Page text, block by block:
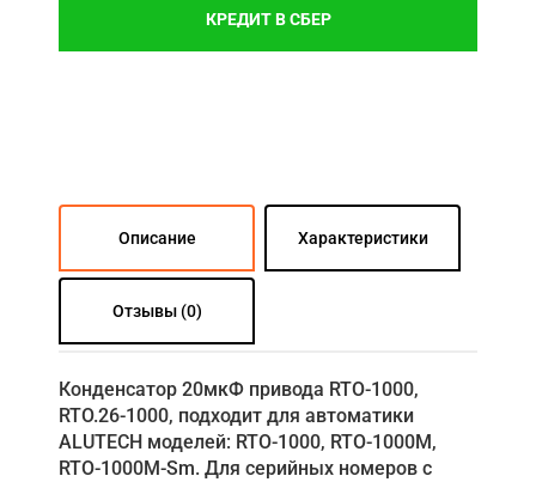
КРЕДИТ В СБЕР
Описание Характеристики
Отзывы (0)
Конденсатор 20мкФ привода RTO-1000,
RTO.26-1000, подходит для автоматики
ALUTECH моделей: RTO-1000, RTO-1000M,
RTO-1000M-Sm. Для серийных номеров с